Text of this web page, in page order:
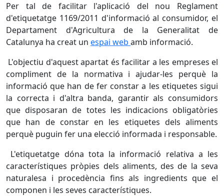
Per tal de facilitar l'aplicació del nou Reglament
d'etiquetatge 1169/2011 d'informació al consumidor, el
Departament d'Agricultura de la Generalitat de
Catalunya ha creat un espai web amb informació.
L'objectiu d'aquest apartat és facilitar a les empreses el
compliment de la normativa i ajudar-les perquè la
informació que han de fer constar a les etiquetes sigui
la correcta i d'altra banda, garantir als consumidors
que disposaran de totes les indicacions obligatòries
que han de constar en les etiquetes dels aliments
perquè puguin fer una elecció informada i responsable.
L'etiquetatge dóna tota la informació relativa a les
característiques pròpies dels aliments, des de la seva
naturalesa i procedència fins als ingredients que el
componen i les seves característiques.